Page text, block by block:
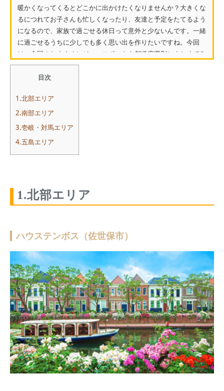
暖かくなってくるとどこかに出かけたくなりませんか？大きくな
るにつれてお子さんも忙しくなったり、友達と予定をたてるよう
になるので、家族で過ごせる休日って意外と少ないんです。一緒
に過ごせるうちに少しでも多く思い出を作りたいですね。今回
は、全国のおすすめレジャースポットを都道府県別にまとめてみ
ま...
目次
1.北部エリア
2.南部エリア
3.壱岐・対馬エリア
4.五島エリア
1.北部エリア
ハウステンボス（佐世保市）